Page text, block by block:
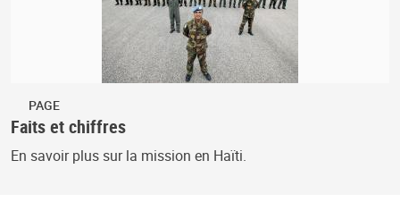
PAGE
Faits et chiffres
En savoir plus sur la mission en Haïti.